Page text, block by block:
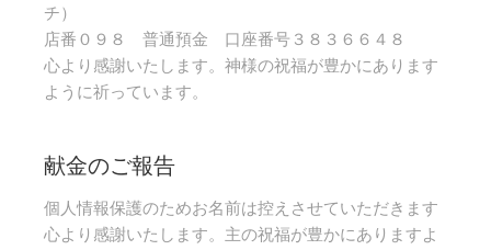
チ）
店番０９８ 普通預金 口座番号３８３６６４８
心より感謝いたします。神様の祝福が豊かにあります
ように祈っています。
献金のご報告
個人情報保護のためお名前は控えさせていただきます
心より感謝いたします。主の祝福が豊かにありますよ